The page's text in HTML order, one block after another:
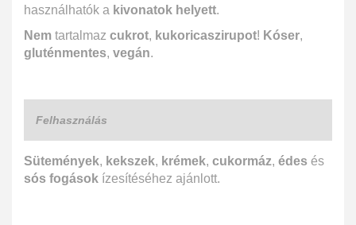
használhatók a kivonatok helyett.
Nem tartalmaz cukrot, kukoricaszirupot! Kóser,
gluténmentes, vegán.
Felhasználás
Sütemények, kekszek, krémek, cukormáz, édes és
sós fogások ízesítéséhez ajánlott.